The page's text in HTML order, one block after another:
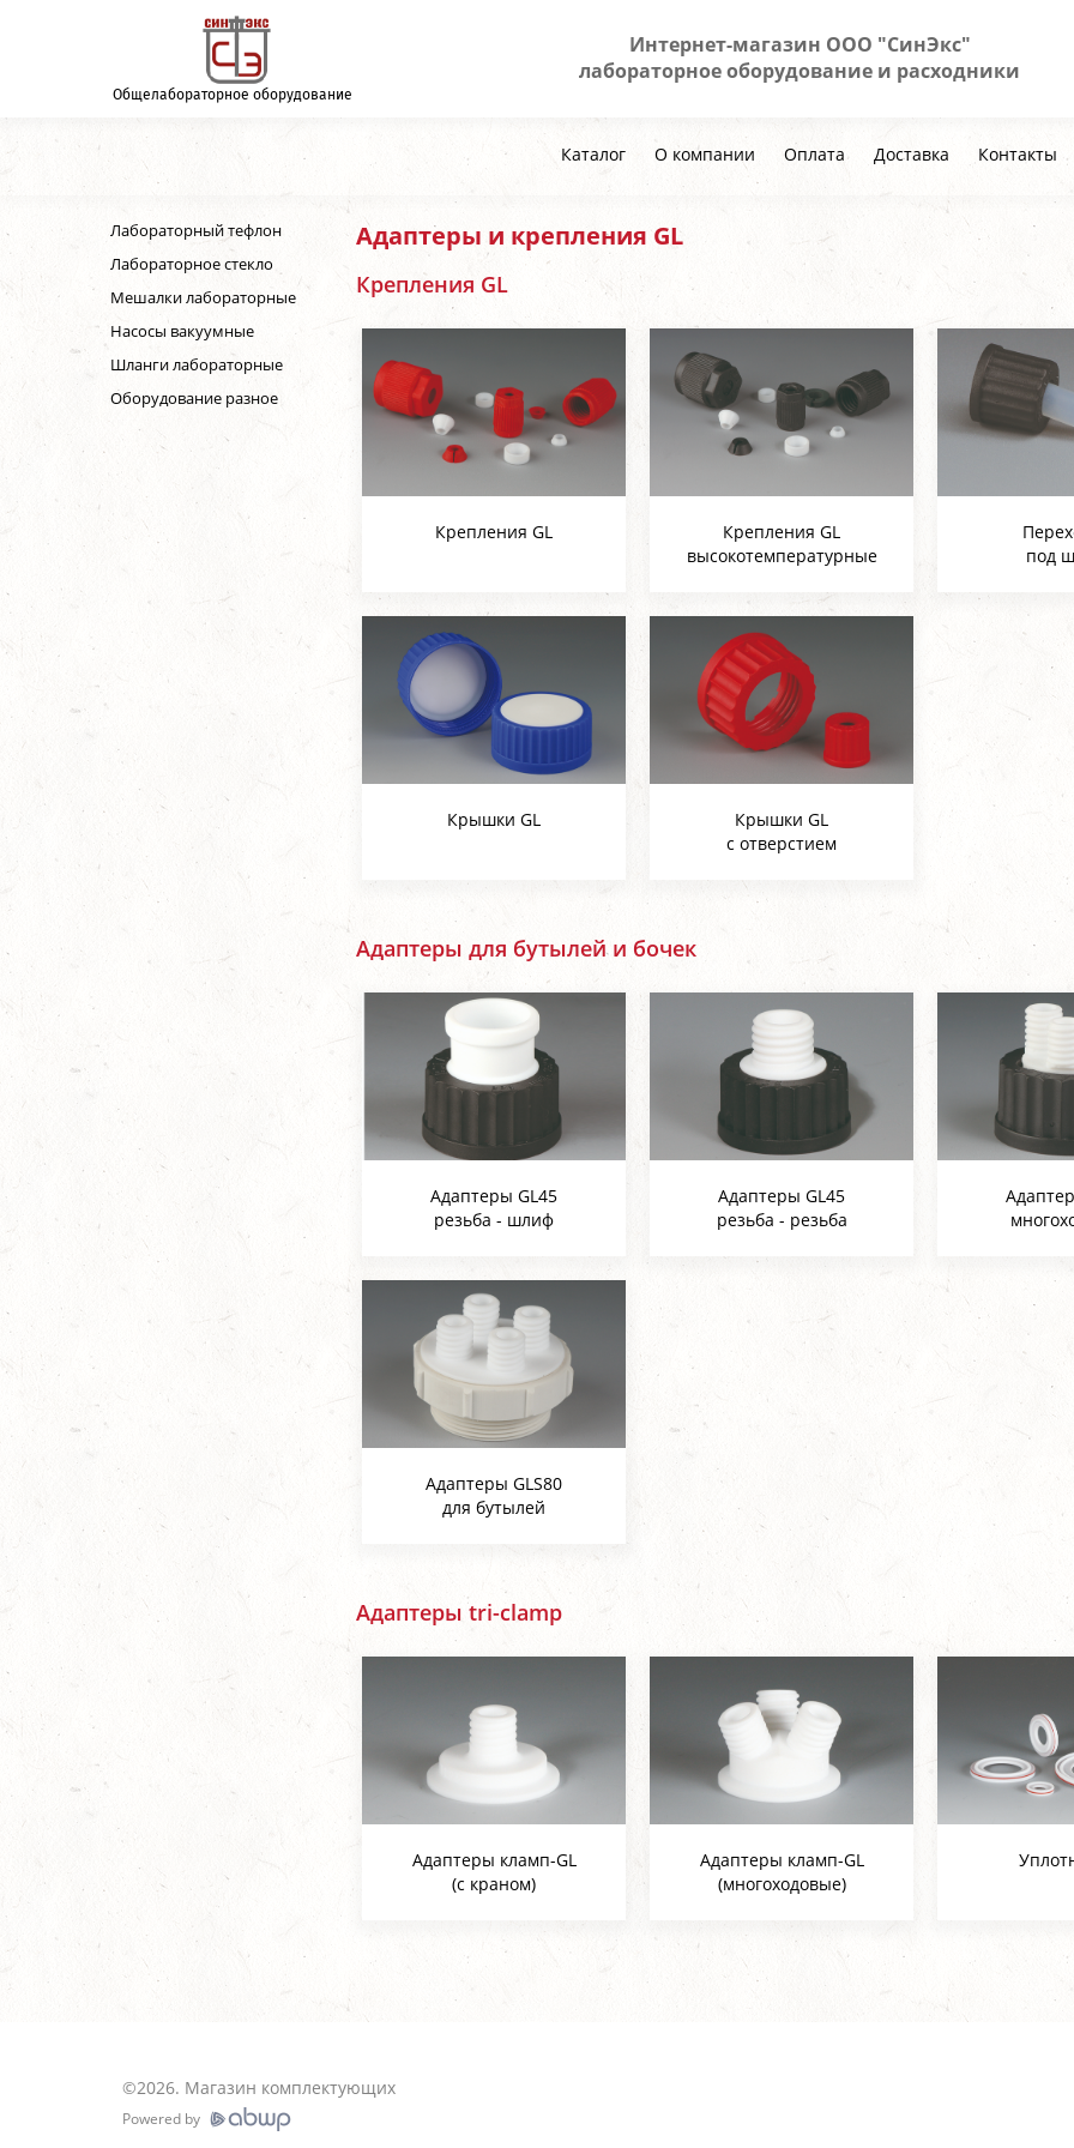
Общелабораторное оборудование
Интернет-магазин ООО "СинЭкс"
лабораторное оборудование и расходники
Каталог О компании Оплата Доставка Контакты
Лабораторный тефлон
Лабораторное стекло
Мешалки лабораторные
Насосы вакуумные
Шланги лабораторные
Оборудование разное
Адаптеры и крепления GL
Крепления GL
Крепления GL
Крепления GL
высокотемпературные
под
Крышки GL
Крышки GL
с отверстием
Адаптеры для бутылей и бочек
Адаптеры GL45
резьба - шлиф
Адаптеры GL45
резьба - резьба
Адаптеры GLS80
для бутылей
Адаптеры tri-clamp
Адаптеры кламп-GL
(с краном)
Адаптеры кламп-GL
(многоходовые)
©2026. Магазин комплектующих
Powered by